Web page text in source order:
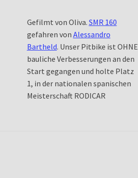
Gefilmt von Oliva. SMR 160
gefahren von Alessandro
Bartheld. Unser Pitbike ist OHNE
bauliche Verbesserungen an den
Start gegangen und holte Platz
1, in der nationalen spanischen
Meisterschaft RODICAR